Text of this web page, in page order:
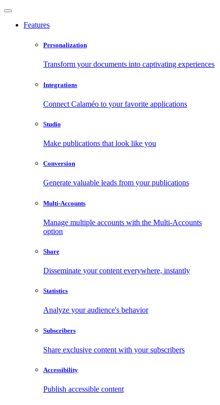
Features
Personalization
Transform your documents into captivating experiences
Integrations
Connect Calaméo to your favorite applications
Studio
Make publications that look like you
Conversion
Generate valuable leads from your publications
Multi-Accounts
Manage multiple accounts with the Multi-Accounts
option
Share
Disseminate your content everywhere, instantly
Statistics
Analyze your audience's behavior
Subscribers
Share exclusive content with your subscribers
Accessibility
Publish accessible content